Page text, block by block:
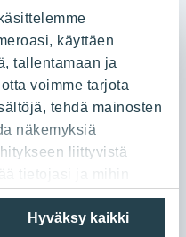
käsittelemme
käyttäen
tallentamaan ja
voimme tarjota
tehdä mainosten
näkemyksiä
liittyvistä
tietojasi ja mihin
Hyväksy kaikki
meille palautetta
Evästeet